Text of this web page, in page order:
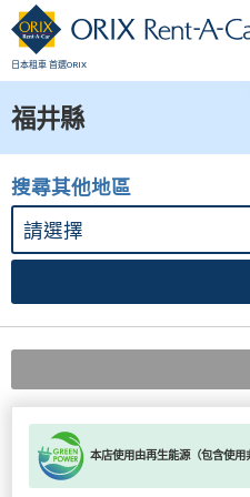
日本租車 首選ORIX
福井縣
搜尋其他地區
本店使用由再生能源（包含使用